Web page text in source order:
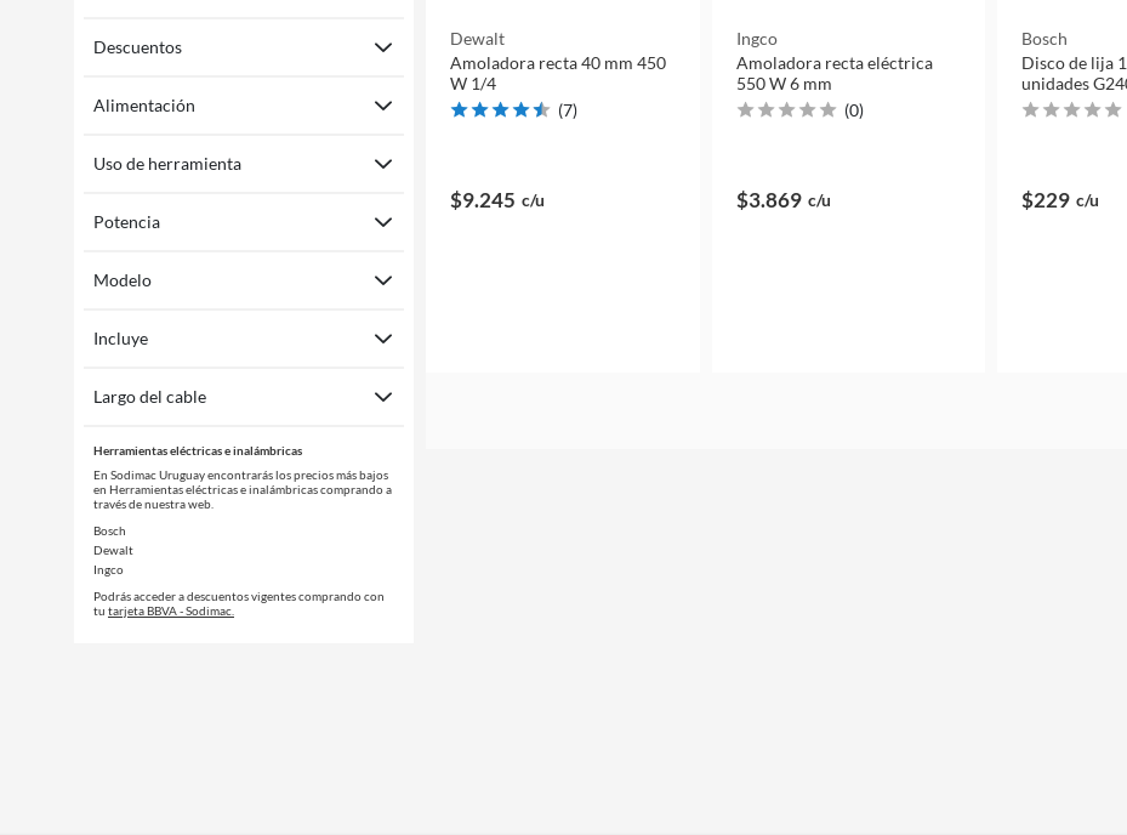
Descuentos
Alimentación
Uso de herramienta
Potencia
Modelo
Incluye
Largo del cable
Herramientas eléctricas e inalámbricas
En Sodimac Uruguay encontrarás los precios más bajos
en Herramientas eléctricas e inalámbricas comprando a
través de nuestra web.
Bosch
Dewalt
Ingco
Podrás acceder a descuentos vigentes comprando con
tu tarjeta BBVA - Sodimac.
Dewalt
Amoladora recta 40 mm 450
W 1/4
(7)
$9.245 c/u
Ingco
Amoladora recta eléctrica
550 W 6 mm
(0)
$3.869 c/u
Bosch
Disco de lija
unidades
$229 c/u